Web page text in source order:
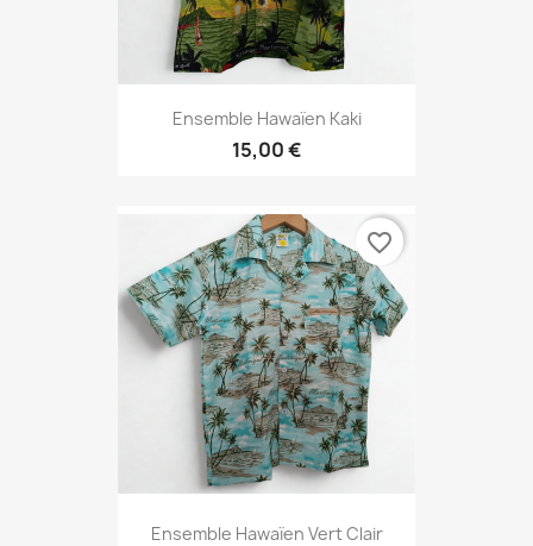
Ensemble Hawaïen Kaki
15,00 €
Ensemble Hawaïen Vert Clair
favorite_border